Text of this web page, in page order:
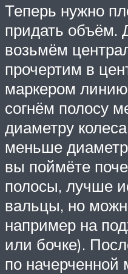
Теперь нужно
придать объём.
возьмём
прочертим в
маркером
согнём полосу
диаметру
меньше
вы поймёте
полосы, лучше
вальцы, но
например на
или бочке).
по начерченной